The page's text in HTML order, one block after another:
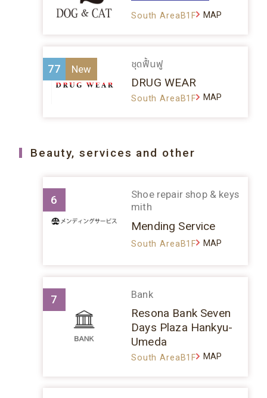
South AreaB1F MAP
77 ชุดฟื้นฟู
DRUG WEAR
South AreaB1F MAP
Beauty, services and other
6
Shoe repair shop & keys
mith
Mending Service
South AreaB1F MAP
7 Bank
Resona Bank Seven
Days Plaza Hankyu-
Umeda
South AreaB1F MAP